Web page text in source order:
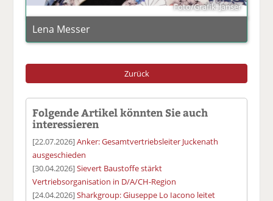
Foto/Grafik: Janser
Lena Messer
Zurück
Folgende Artikel könnten Sie auch
interessieren
[22.07.2026]Anker: Gesamtvertriebsleiter Juckenath
ausgeschieden
[30.04.2026]Sievert Baustoffe stärkt
Vertriebsorganisation in D/A/CH-Region
[24.04.2026]Sharkgroup: Giuseppe Lo Iacono leitet